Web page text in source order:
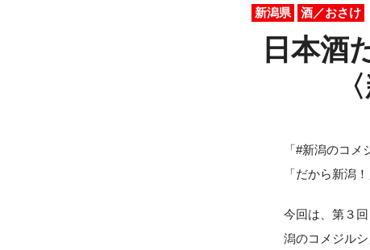
新潟県 酒／おさけ
日本酒
「#新潟のコ
「だから新潟
今回は、第３
潟のコメジル